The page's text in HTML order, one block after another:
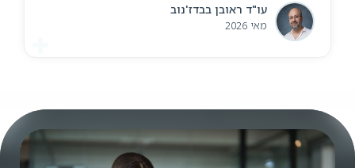
עו"ד ראובן בבדז'נוב
מאי 2026